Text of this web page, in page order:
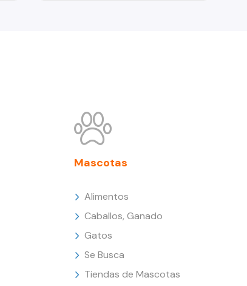
Mascotas
Alimentos
Caballos, Ganado
Gatos
Se Busca
Tiendas de Mascotas